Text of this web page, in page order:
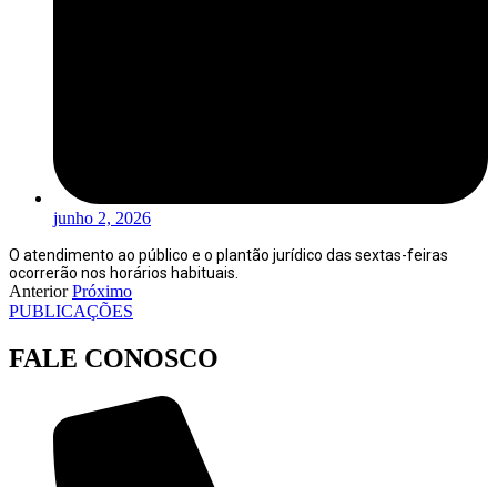
junho 2, 2026
O atendimento ao público e o plantão jurídico das sextas-feiras
ocorrerão nos horários habituais.
Anterior Próximo
PUBLICAÇÕES
FALE CONOSCO